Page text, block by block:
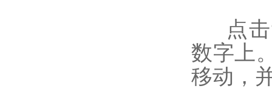
点击
数字上
移动，